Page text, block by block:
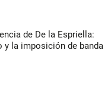
de De la Espriella:
y la imposición de banda